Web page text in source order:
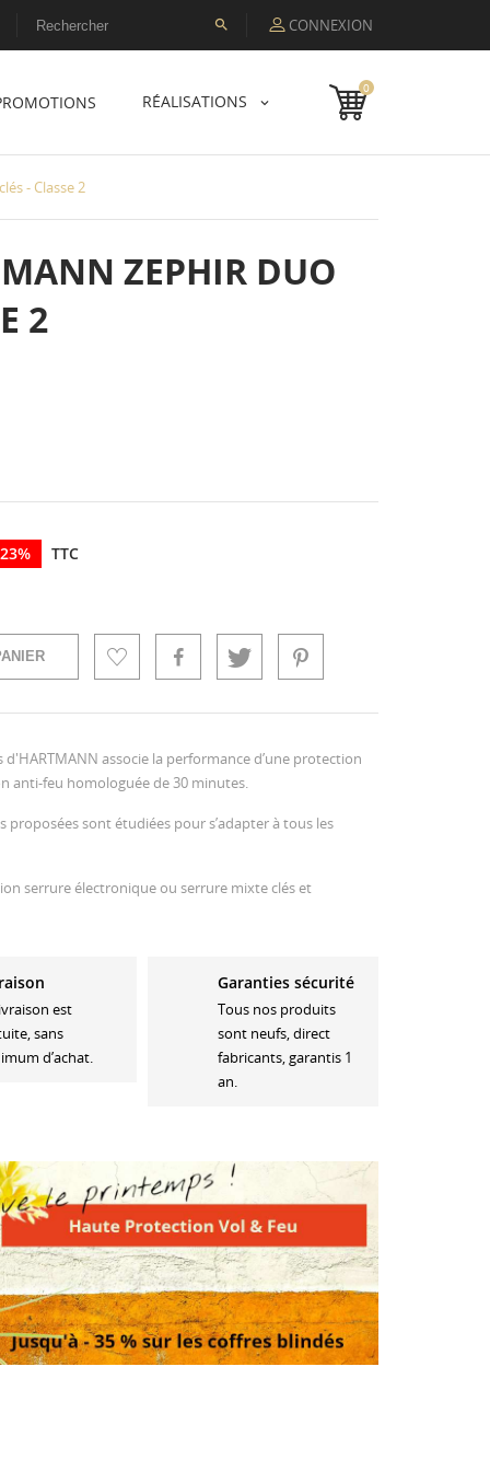
 CONNEXION
RÉALISATIONS
0
- Classe 2
ZEPHIR DUO
2
TTC
associe la performance d’une protection
anti-feu homologuée de 30 minutes.
sont étudiées pour s’adapter à tous les
serrure électronique ou serrure mixte clés et
est
sans
d’achat.
Garanties sécurité
Tous nos produits
sont neufs, direct
fabricants, garantis 1
an.